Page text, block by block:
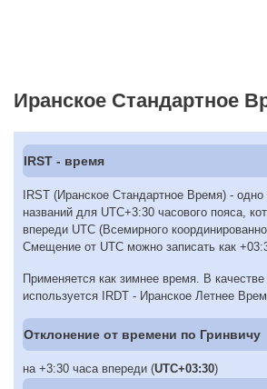
Иранское Стандартное
IRST - время
IRST (Иранское Стандартное Время) -
названий для UTC+3:30 часового пояса,
впереди UTC (Всемирного
Смещение от UTC можно записать как
Применяется как зимнее время. В качестве
используется IRDT - Иранское Летнее
Отклонение от времени по Гринвичу
на +3:30 часа впереди (UTC+03:30)